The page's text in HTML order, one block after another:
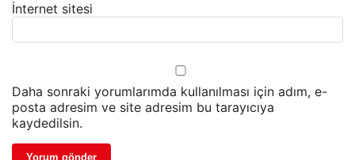
İnternet sitesi
Daha sonraki yorumlarımda kullanılması için adım, e-
posta adresim ve site adresim bu tarayıcıya
kaydedilsin.